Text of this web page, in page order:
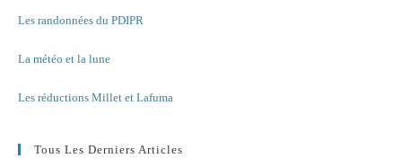
Les randonnées du PDIPR
La météo et la lune
Les réductions Millet et Lafuma
Tous Les Derniers Articles